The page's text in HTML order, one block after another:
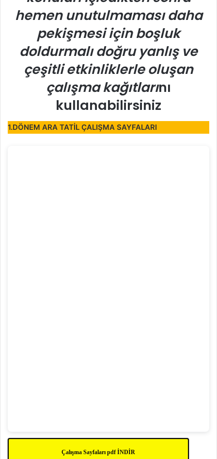
hemen unutulmaması daha
pekişmesi için boşluk
doldurmalı doğru yanlış ve
çeşitli etkinliklerle oluşan
çalışma kağıtlarını
kullanabilirsiniz
1.DÖNEM ARA TATİL ÇALIŞMA SAYFALARI
Çalışma Sayfaları pdf İNDİR